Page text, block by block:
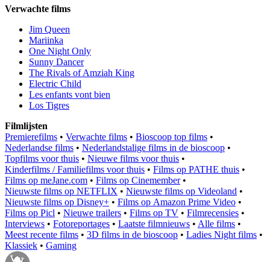
Verwachte films
Jim Queen
Mariinka
One Night Only
Sunny Dancer
The Rivals of Amziah King
Electric Child
Les enfants vont bien
Los Tigres
Filmlijsten
Premierefilms • Verwachte films • Bioscoop top films •
Nederlandse films • Nederlandstalige films in de bioscoop •
Topfilms voor thuis • Nieuwe films voor thuis •
Kinderfilms / Familiefilms voor thuis • Films op PATHE thuis •
Films op meJane.com • Films op Cinemember•
Nieuwste films op NETFLIX • Nieuwste films op Videoland •
Nieuwste films op Disney+ • Films op Amazon Prime Video •
Films op Picl • Nieuwe trailers • Films op TV • Filmrecensies •
Interviews • Fotoreportages • Laatste filmnieuws • Alle films •
Meest recente films • 3D films in de bioscoop • Ladies Night films •
Klassiek • Gaming